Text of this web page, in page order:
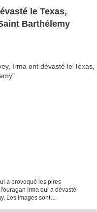
le Texas,
Barthélemy
a provoqué les pires
Irma qui a dévasté
Les images sont